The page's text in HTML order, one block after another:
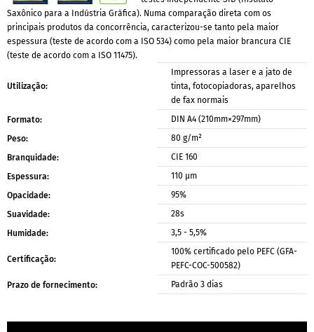
Saxônico para a Indústria Gráfica). Numa comparação direta com os
principais produtos da concorrência, caracterizou-se tanto pela maior
espessura (teste de acordo com a ISO 534) como pela maior brancura CIE
(teste de acordo com a ISO 11475).
Utilização:
Impressoras a laser e a jato de
tinta, fotocopiadoras, aparelhos
de fax normais
Formato:
DIN A4 (210mm×297mm)
Peso:
80 g/m²
Branquidade:
CIE 160
Espessura:
110 μm
Opacidade:
95%
Suavidade:
28s
Humidade:
3,5 - 5,5%
Certificação:
100% certificado pelo PEFC (GFA-
PEFC-COC-500582)
Prazo de fornecimento:
Padrão 3 dias